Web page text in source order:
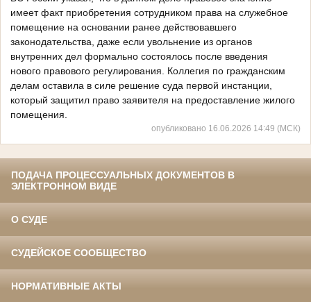
имеет факт приобретения сотрудником права на служебное
помещение на основании ранее действовавшего
законодательства, даже если увольнение из органов
внутренних дел формально состоялось после введения
нового правового регулирования. Коллегия по гражданским
делам оставила в силе решение суда первой инстанции,
который защитил право заявителя на предоставление жилого
помещения.
опубликовано 16.06.2026 14:49 (МСК)
ПОДАЧА ПРОЦЕССУАЛЬНЫХ ДОКУМЕНТОВ В
ЭЛЕКТРОННОМ ВИДЕ
О СУДЕ
СУДЕЙСКОЕ СООБЩЕСТВО
НОРМАТИВНЫЕ АКТЫ